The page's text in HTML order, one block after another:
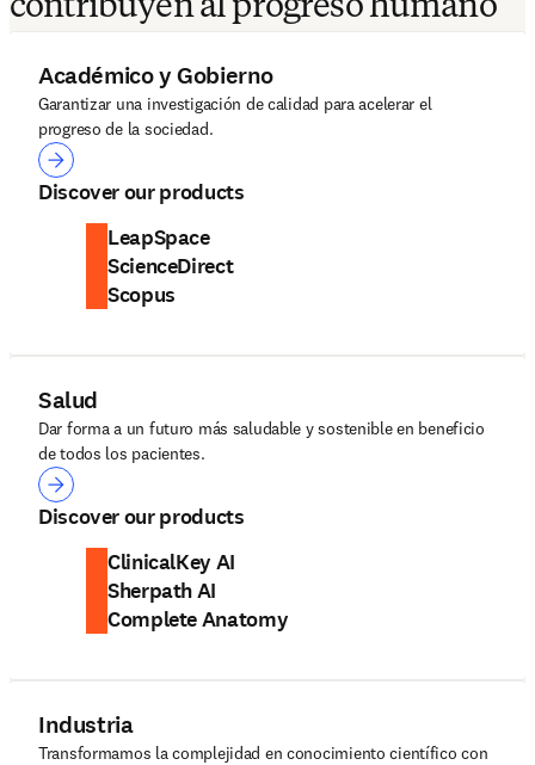
contribuyen al progreso humano
Académico y Gobierno
Garantizar una investigación de calidad para acelerar el
progreso de la sociedad.
Académico y Gobierno
Discover our products
LeapSpace
ScienceDirect
Scopus
Salud
Dar forma a un futuro más saludable y sostenible en beneficio
de todos los pacientes.
Salud
Discover our products
ClinicalKey AI
Sherpath AI
Complete Anatomy
Industria
Transformamos la complejidad en conocimiento científico con